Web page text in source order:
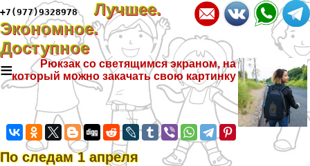
+7(977)9328978
Лучшее.
Экономное.
Доступное
≡
Рюкзак со светящимся экраном, на
который можно закачать свою картинку
По следам 1 апреля